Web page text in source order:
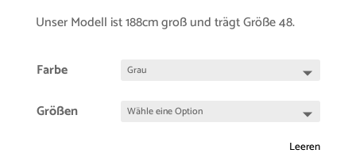
Unser Modell ist 188cm groß und trägt Größe 48.
Farbe
Größen
Leeren